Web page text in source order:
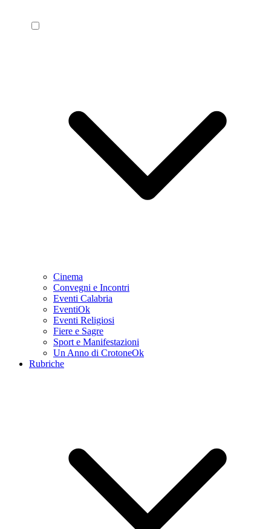
Cinema
Convegni e Incontri
Eventi Calabria
EventiOk
Eventi Religiosi
Fiere e Sagre
Sport e Manifestazioni
Un Anno di CrotoneOk
Rubriche